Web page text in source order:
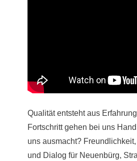
Qualität entsteht aus
Fortschritt gehen bei uns
uns ausmacht?
und Dialog für Neuenbürg,